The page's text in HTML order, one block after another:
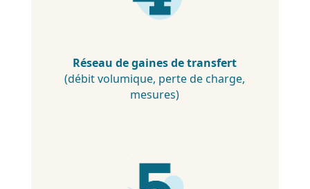
Réseau de gaines de transfert
(débit volumique, perte de charge,
mesures)